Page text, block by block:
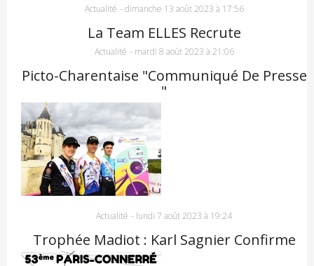
Actualité - dimanche 13 août 2023 à 17:56
La Team ELLES Recrute
Actualité - mardi 8 août 2023 à 21:06
Picto-Charentaise "communiqué De Presse
"
Actualité - lundi 7 août 2023 à 19:24
Trophée Madiot : Karl Sagnier Confirme